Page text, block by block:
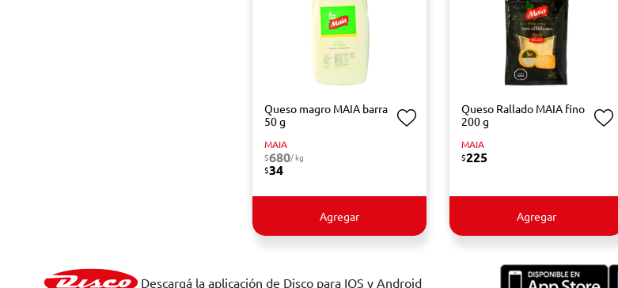
Queso magro MAIA barra
50 g
MAIA
$680/ kg
$34
Agregar
Queso Rallado MAIA fino
200 g
MAIA
$225
Agregar
Descargá la aplicación de Disco para IOS y Android